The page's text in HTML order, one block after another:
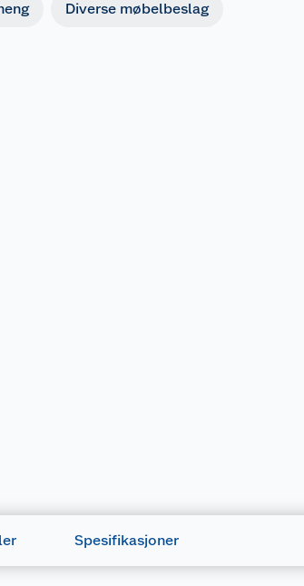
Diverse møbelbeslag
Spesifikasjoner